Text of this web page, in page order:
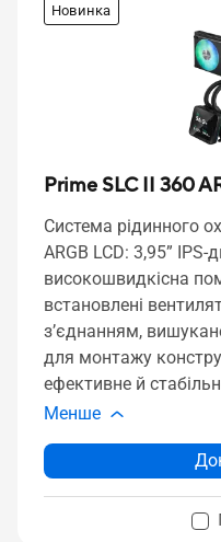
Новинка
Prime SLC II 360
Система рідинного
ARGB LCD: 3,95” IPS-
високошвидкісна
встановлені
з’єднанням,
для монтажу
ефективне й
Менше